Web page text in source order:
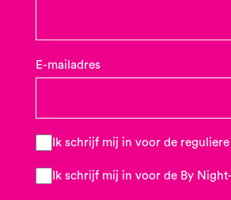
E-mailadres
Ik schrijf mij in voor de
Ik schrijf mij in voor de By